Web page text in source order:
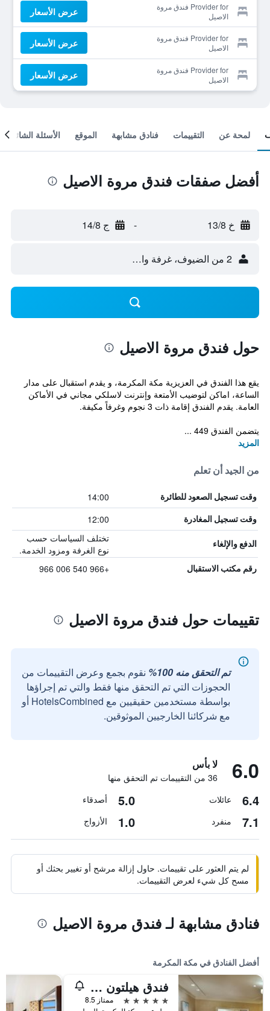
Provider for فندق مروة
الاصيل
عرض الأسعار
Provider for فندق مروة
الاصيل
عرض الأسعار
Provider for فندق مروة
الاصيل
عرض الأسعار
لمحة عن التقييمات فنادق مشابهة الموقع الأسئلة الشائعة
أفضل صفقات فندق مروة الاصيل
خ 13/8 - ج 14/8
2 من الضيوف، غرفة واحدة
حول فندق مروة الاصيل
يقع هذا الفندق في العزيزية مكة المكرمة، و يقدم استقبال على مدار
الساعة، اماكن لتوضيب الأمتعة وإنترنت لاسلكي مجاني في الأماكن
العامة. يقدم الفندق إقامة ذات 3 نجوم وغرفاً مكيفة.
يتضمن الفندق 449 ...
المزيد
من الجيد أن تعلم
وقت تسجيل الصعود للطائرة 14:00
وقت تسجيل المغادرة 12:00
الدفع والإلغاء
تختلف السياسات حسب
نوع الغرفة ومزود الخدمة.
رقم مكتب الاستقبال +966 540 006 966
تقييمات حول فندق مروة الاصيل
تم التحقق منه 100%
نقوم بجمع وعرض التقييمات من
الحجوزات التي تم التحقق منها فقط والتي تم إجراؤها
بواسطة مستخدمين حقيقيين مع HotelsCombined أو
مع شركائنا الخارجيين الموثوقين.
6.0 لا بأس
36 من التقييمات تم التحقق منها
6.4 عائلات 5.0 أصدقاء
7.1 منفرد 1.0 الأزواج
لم يتم العثور على تقييمات. حاول إزالة مرشح أو تغيير بحثك أو
مسح كل شيء لعرض التقييمات.
فنادق مشابهة لـ فندق مروة الاصيل
أفضل الفنادق في مكة المكرمة
فندق هيلتون المؤتمرات جبل عمر مكة
5 نجوم
ممتاز 8.5